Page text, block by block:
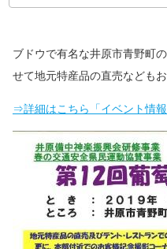
ブドウで有名な井原市青野町
せて地元特産品の直売などもお
⇒詳細はこちら「イベント情報